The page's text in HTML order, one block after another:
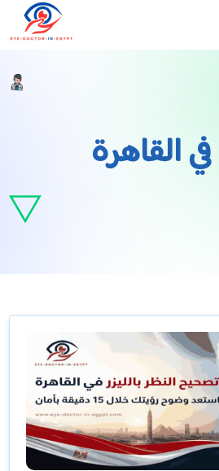
القاهرة